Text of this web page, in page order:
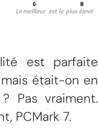
est parfaite
était-on en
Pas vraiment.
PCMark 7.